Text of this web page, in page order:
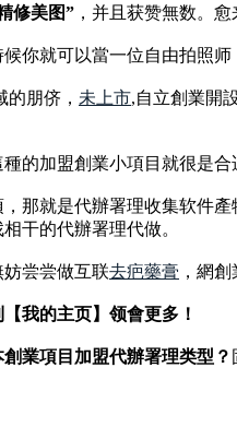
修美图” ，并且获赞無数。
你就可以當一位自由拍照
的朋侪， 未上市,自立創業開
的加盟創業小項目就很是合
那就是代辦署理收集软件產
干的代辦署理代做。
尝尝做互联去疤藥膏 ，網
我的主页】领會更多！
業項目加盟代辦署理类型？